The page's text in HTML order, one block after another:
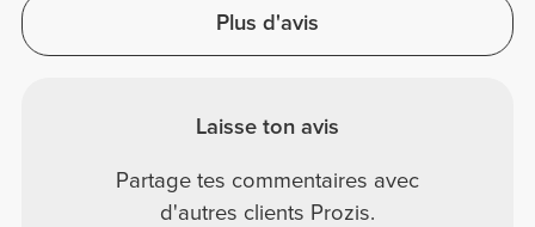
Plus d'avis
Laisse ton avis
Partage tes commentaires avec
d'autres clients Prozis.